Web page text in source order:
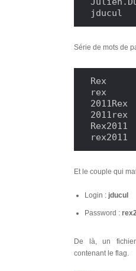
jducul
Série de mots de
Rex
rex
2011Rex
2011rex
Rex2011
rex2011
Et le couple qui
Login : jducul
Password :
De là, un
contenant le flag.